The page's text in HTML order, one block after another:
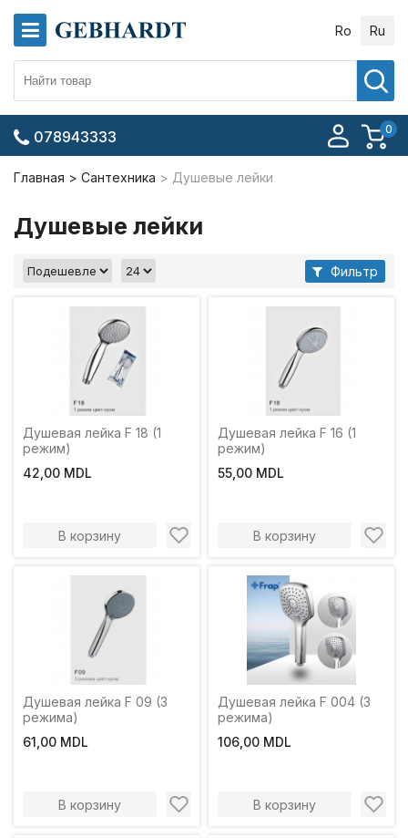
Ro Ru
0
078943333
Главная Сантехника Душевые лейки
Душевые лейки
Фильтр
Душевая лейка F 18 (1
режим)
42,00 MDL
В корзину
Душевая лейка F 16 (1
режим)
55,00 MDL
В корзину
Душевая лейка F 09 (3
режима)
61,00 MDL
В корзину
Душевая лейка F 004 (3
режима)
106,00 MDL
В корзину